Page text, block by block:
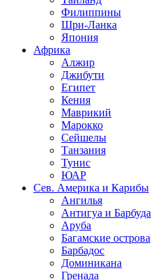
Филиппины
Шри-Ланка
Япония
Африка
Алжир
Джибути
Египет
Кения
Маврикий
Марокко
Сейшелы
Танзания
Тунис
ЮАР
Сев. Америка и Карибы
Ангилья
Антигуа и Барбуда
Аруба
Багамские острова
Барбадос
Доминикана
Гренада